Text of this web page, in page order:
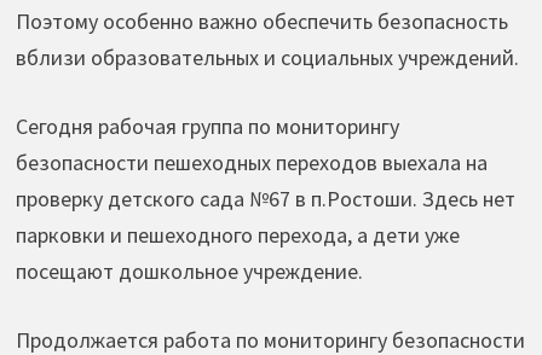
Поэтому особенно важно обеспечить безопасность
вблизи образовательных и социальных учреждений.
Сегодня рабочая группа по мониторингу
безопасности пешеходных переходов выехала на
проверку детского сада №67 в п.Ростоши. Здесь нет
парковки и пешеходного перехода, а дети уже
посещают дошкольное учреждение.
Продолжается работа по мониторингу безопасности